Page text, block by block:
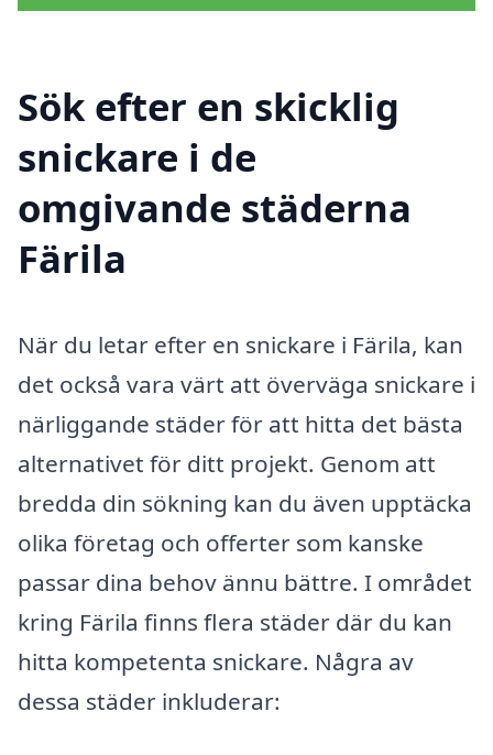
Sök efter en skicklig
snickare i de
omgivande städerna
Färila
När du letar efter en snickare i Färila, kan
det också vara värt att överväga snickare i
närliggande städer för att hitta det bästa
alternativet för ditt projekt. Genom att
bredda din sökning kan du även upptäcka
olika företag och offerter som kanske
passar dina behov ännu bättre. I området
kring Färila finns flera städer där du kan
hitta kompetenta snickare. Några av
dessa städer inkluderar: